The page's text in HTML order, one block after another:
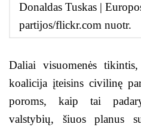
Donaldas Tuskas |
partijos/flickr.com nuotr.
Daliai visuomenės
koalicija įteisins civilinę
poroms, kaip tai
valstybių, šiuos planus